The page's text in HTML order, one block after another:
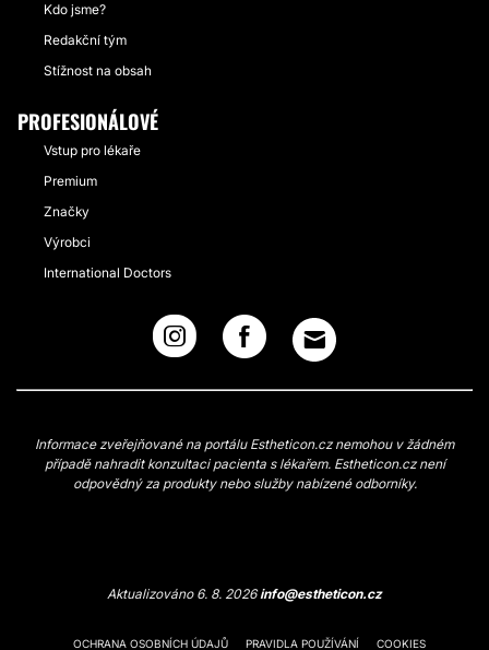
Kdo jsme?
Redakční tým
Stížnost na obsah
PROFESIONÁLOVÉ
Vstup pro lékaře
Premium
Značky
Výrobci
International Doctors
Informace zveřejňované na portálu Estheticon.cz nemohou v žádném
případě nahradit konzultaci pacienta s lékařem. Estheticon.cz není
odpovědný za produkty nebo služby nabízené odborníky.
Aktualizováno 6. 8. 2026info@estheticon.cz
OCHRANA OSOBNÍCH ÚDAJŮ PRAVIDLA POUŽÍVÁNÍ COOKIES